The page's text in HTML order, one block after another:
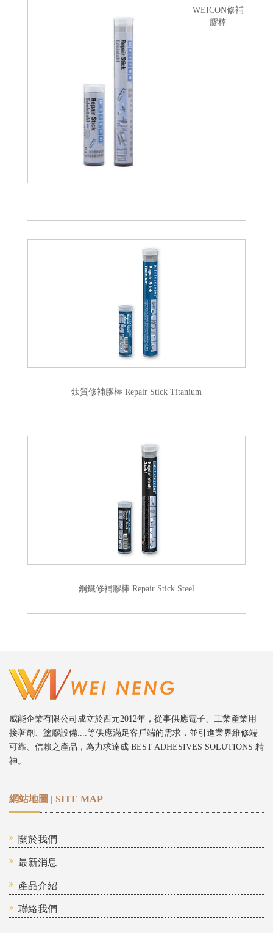
WEICON修補
膠棒
鈦質修補膠棒 Repair Stick Titanium
鋼鐵修補膠棒 Repair Stick Steel
威能企業有限公司成立於西元2012年，從事供應電子、工業產業用
接著劑、塗膠設備....等供應滿足客戶端的需求，並引進業界維修端
可靠、信賴之產品，為力求達成 BEST ADHESIVES SOLUTIONS 精
神。
網站地圖 | SITE MAP
關於我們
最新消息
產品介紹
聯絡我們